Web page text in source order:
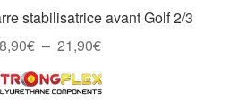
stabilisatrice avant Golf 2/3
€ – 21,90€Plage
prix :